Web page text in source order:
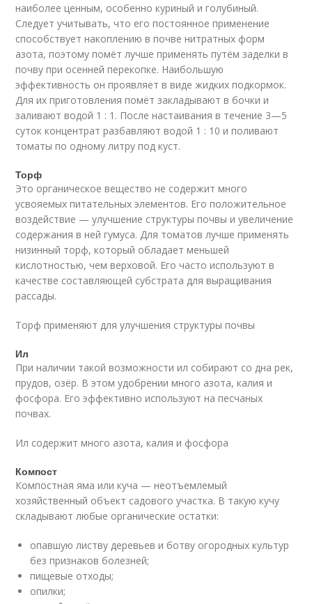
наиболее ценным, особенно куриный и голубиный.
Следует учитывать, что его постоянное применение
способствует накоплению в почве нитратных форм
азота, поэтому помёт лучше применять путём заделки в
почву при осенней перекопке. Наибольшую
эффективность он проявляет в виде жидких подкормок.
Для их приготовления помёт закладывают в бочки и
заливают водой 1 : 1. После настаивания в течение 3—5
суток концентрат разбавляют водой 1 : 10 и поливают
томаты по одному литру под куст.
Торф
Это органическое вещество не содержит много
усвояемых питательных элементов. Его положительное
воздействие — улучшение структуры почвы и увеличение
содержания в ней гумуса. Для томатов лучше применять
низинный торф, который обладает меньшей
кислотностью, чем верховой. Его часто используют в
качестве составляющей субстрата для выращивания
рассады.
Торф применяют для улучшения структуры почвы
Ил
При наличии такой возможности ил собирают со дна рек,
прудов, озёр. В этом удобрении много азота, калия и
фосфора. Его эффективно используют на песчаных
почвах.
Ил содержит много азота, калия и фосфора
Компост
Компостная яма или куча — неотъемлемый
хозяйственный объект садового участка. В такую кучу
складывают любые органические остатки:
опавшую листву деревьев и ботву огородных культур
без признаков болезней;
пищевые отходы;
опилки;